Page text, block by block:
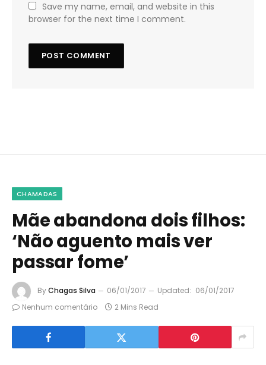
Save my name, email, and website in this
browser for the next time I comment.
CHAMADAS
Mãe abandona dois filhos:
‘Não aguento mais ver
passar fome’
ByChagas Silva 06/01/2017 Updated: 06/01/2017
Nenhum comentário
2 Mins Read